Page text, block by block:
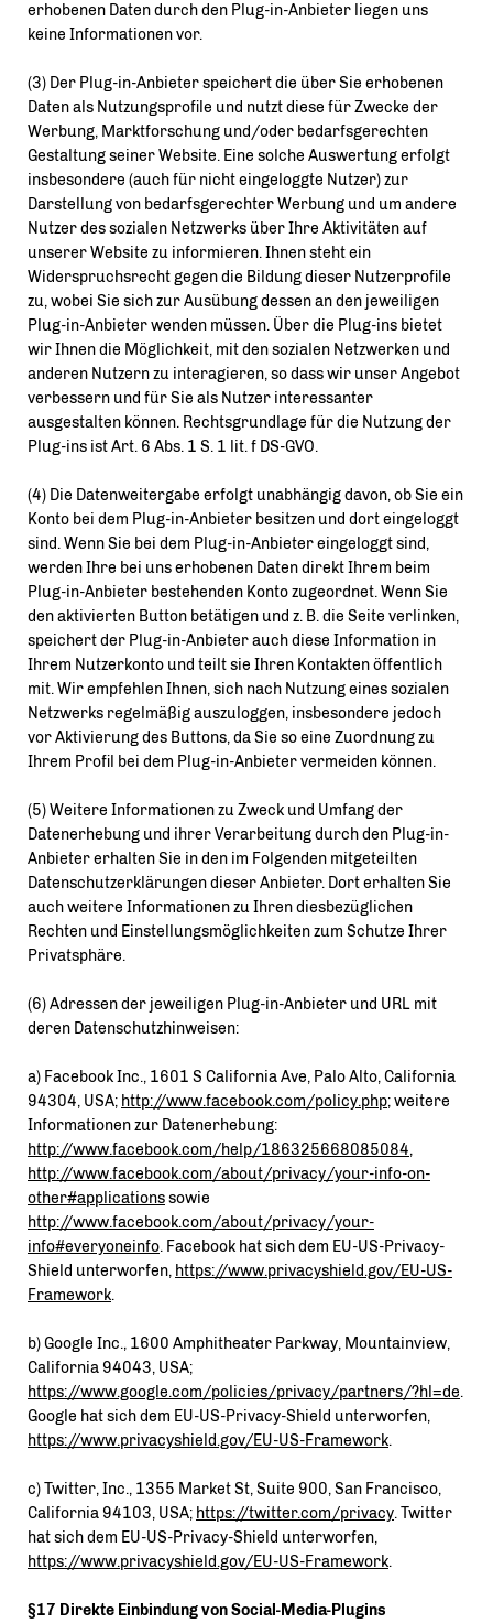
erhobenen Daten durch den Plug-in-Anbieter liegen uns
keine Informationen vor.
(3) Der Plug-in-Anbieter speichert die über Sie erhobenen
Daten als Nutzungsprofile und nutzt diese für Zwecke der
Werbung, Marktforschung und/oder bedarfsgerechten
Gestaltung seiner Website. Eine solche Auswertung erfolgt
insbesondere (auch für nicht eingeloggte Nutzer) zur
Darstellung von bedarfsgerechter Werbung und um andere
Nutzer des sozialen Netzwerks über Ihre Aktivitäten auf
unserer Website zu informieren. Ihnen steht ein
Widerspruchsrecht gegen die Bildung dieser Nutzerprofile
zu, wobei Sie sich zur Ausübung dessen an den jeweiligen
Plug-in-Anbieter wenden müssen. Über die Plug-ins bietet
wir Ihnen die Möglichkeit, mit den sozialen Netzwerken und
anderen Nutzern zu interagieren, so dass wir unser Angebot
verbessern und für Sie als Nutzer interessanter
ausgestalten können. Rechtsgrundlage für die Nutzung der
Plug-ins ist Art. 6 Abs. 1 S. 1 lit. f DS-GVO.
(4) Die Datenweitergabe erfolgt unabhängig davon, ob Sie ein
Konto bei dem Plug-in-Anbieter besitzen und dort eingeloggt
sind. Wenn Sie bei dem Plug-in-Anbieter eingeloggt sind,
werden Ihre bei uns erhobenen Daten direkt Ihrem beim
Plug-in-Anbieter bestehenden Konto zugeordnet. Wenn Sie
den aktivierten Button betätigen und z. B. die Seite verlinken,
speichert der Plug-in-Anbieter auch diese Information in
Ihrem Nutzerkonto und teilt sie Ihren Kontakten öffentlich
mit. Wir empfehlen Ihnen, sich nach Nutzung eines sozialen
Netzwerks regelmäßig auszuloggen, insbesondere jedoch
vor Aktivierung des Buttons, da Sie so eine Zuordnung zu
Ihrem Profil bei dem Plug-in-Anbieter vermeiden können.
(5) Weitere Informationen zu Zweck und Umfang der
Datenerhebung und ihrer Verarbeitung durch den Plug-in-
Anbieter erhalten Sie in den im Folgenden mitgeteilten
Datenschutzerklärungen dieser Anbieter. Dort erhalten Sie
auch weitere Informationen zu Ihren diesbezüglichen
Rechten und Einstellungsmöglichkeiten zum Schutze Ihrer
Privatsphäre.
(6) Adressen der jeweiligen Plug-in-Anbieter und URL mit
deren Datenschutzhinweisen:
a) Facebook Inc., 1601 S California Ave, Palo Alto, California
94304, USA; http://www.facebook.com/policy.php; weitere
Informationen zur Datenerhebung:
http://www.facebook.com/help/186325668085084,
http://www.facebook.com/about/privacy/your-info-on-
other#applicationssowie
http://www.facebook.com/about/privacy/your-
info#everyoneinfo. Facebook hat sich dem EU-US-Privacy-
Shield unterworfen, https://www.privacyshield.gov/EU-US-
Framework.
b) Google Inc., 1600 Amphitheater Parkway, Mountainview,
California 94043, USA;
https://www.google.com/policies/privacy/partners/?hl=de.
Google hat sich dem EU-US-Privacy-Shield unterworfen,
https://www.privacyshield.gov/EU-US-Framework.
c) Twitter, Inc., 1355 Market St, Suite 900, San Francisco,
California 94103, USA; https://twitter.com/privacy. Twitter
hat sich dem EU-US-Privacy-Shield unterworfen,
https://www.privacyshield.gov/EU-US-Framework.
§17 Direkte Einbindung von Social-Media-Plugins